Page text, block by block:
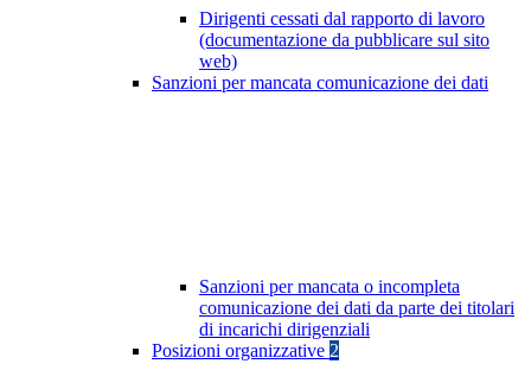
Dirigenti cessati dal rapporto di lavoro
(documentazione da pubblicare sul sito
web)
Sanzioni per mancata comunicazione dei dati
Sanzioni per mancata o incompleta
comunicazione dei dati da parte dei titolari
di incarichi dirigenziali
Posizioni organizzative 2